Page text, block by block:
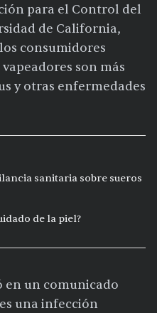
para el Control del
de California,
consumidores
son más
y otras enfermedades
sanitaria sobre sueros
de la piel?
en un comunicado
una infección